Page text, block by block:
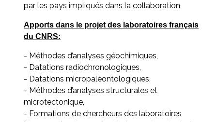
par les pays impliqués dans la collaboration
Apports dans le projet des laboratoires français
du CNRS:
- Méthodes d’analyses géochimiques,
- Datations radiochronologiques,
- Datations micropaléontologiques,
- Méthodes d’analyses structurales et
microtectonique,
- Formations de chercheurs des laboratoires